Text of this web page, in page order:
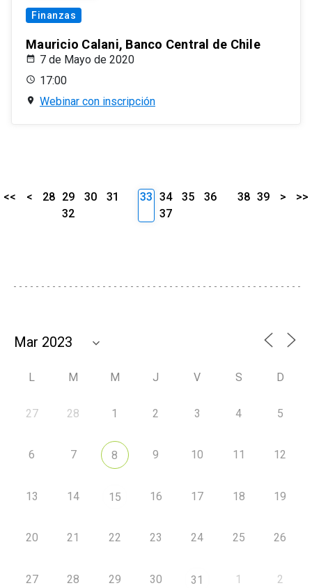
Finanzas
Mauricio Calani, Banco Central de Chile
7 de Mayo de 2020
17:00
Webinar con inscripción
<< < 28 29 30
31
32
33 34 35
36
37
38 39 > >>
L M M J V S D
27 28 1 2 3 4 5
6 7 8 9 10 11 12
13 14 15 16 17 18 19
20 21 22 23 24 25 26
27 28 29 30 31 1 2